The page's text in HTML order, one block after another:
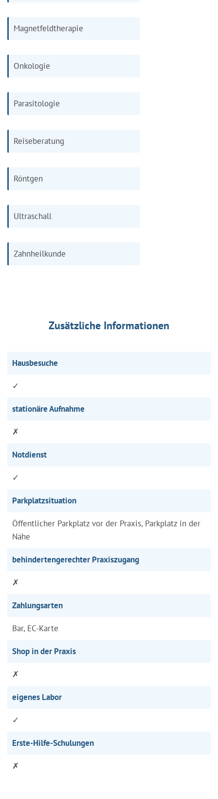
Magnetfeldtherapie
Onkologie
Parasitologie
Reiseberatung
Röntgen
Ultraschall
Zahnheilkunde
Zusätzliche Informationen
Hausbesuche
✓
stationäre Aufnahme
✗
Notdienst
✓
Parkplatzsituation
Öffentlicher Parkplatz vor der Praxis, Parkplatz in der
Nähe
behindertengerechter Praxiszugang
✗
Zahlungsarten
Bar, EC-Karte
Shop in der Praxis
✗
eigenes Labor
✓
Erste-Hilfe-Schulungen
✗